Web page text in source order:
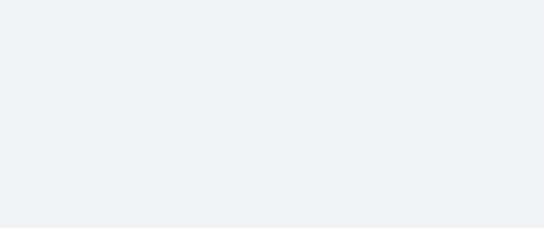
英語が「聞こえる・分かる・
【海外ツアー完全ガイド】ア